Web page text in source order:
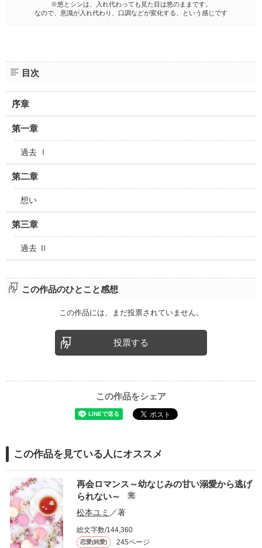
※悠とシンは、入れ代わっても見た目は悠のままです。
なので、意識が入れ代わり、口調などが変化する、という感じです
目次
序章
第一章
過去 Ⅰ
第二章
想い
第三章
過去 Ⅱ
この作品のひとこと感想
この作品には、まだ投票されていません。
投票する
この作品をシェア
この作品を見ている人にオススメ
再会ロマンス～幼なじみの甘い溺愛から逃げ
られない～
完
松本ユミ ／著
総文字数/144,360
恋愛(純愛) 245ページ